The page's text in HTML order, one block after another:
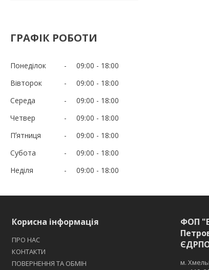
ГРАФІК РОБОТИ
Понеділок 09:00
18:00
Вівторок
09:00
18:00
Середа
09:00
18:00
Четвер
09:00
18:00
Пʼятниця
09:00
18:00
Субота
09:00
18:00
Неділя
09:00 18:00
Корисна інформація
ПРО НАС
КОНТАКТИ
ПОВЕРНЕННЯ ТА ОБМІН
ФОП
м.